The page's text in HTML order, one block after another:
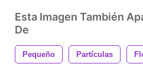
Esta Imagen También
De
Pequeño Partículas